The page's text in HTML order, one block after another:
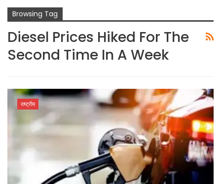
Browsing Tag
Diesel Prices Hiked For The
Second Time In A Week
राष्ट्रीय